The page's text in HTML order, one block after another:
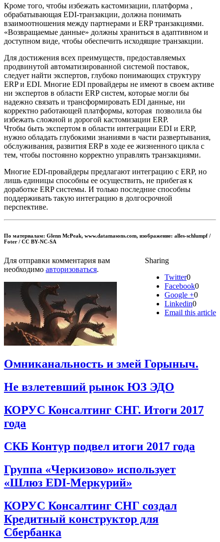
Кроме того, чтобы избежать кастомизации, платформа ,
обрабатывающая EDI-транзакции, должна понимать
взаимоотношения между партнерами и ERP транзакциями.
«Возвращаемые данные» должны храниться в адаптивном и
доступном виде, чтобы обеспечить исходящие транзакции.
Для достижения всех преимуществ, предоставляемых
продвинутой автоматизированной системой поставок,
следует найти экспертов, глубоко понимающих структуру
ERP и EDI. Многие EDI провайдеры не имеют в своем активе
ни экспертов в области ERP систем, которые могли бы
надежно связать и трансформировать EDI данные, ни
корректно работающей платформы, которая позволила бы
избежать сложной и дорогой кастомизации ERP.
Чтобы быть экспертом в области интеграции EDI и ERP,
нужно обладать глубокими знаниями в части развертывания,
обслуживания, развития ERP в ходе ее жизненного цикла с
тем, чтобы постоянно корректно управлять транзакциями.
Многие EDI-провайдеры предлагают интеграцию с ERP, но
лишь единицы способны ее осуществить, не прибегая к
доработке ERP системы. И только последние способны
поддерживать такую интеграцию в долгосрочной
перспективе.
По материалам: Glenn McPeak, www.datamasons.com, изображение: alles-schlumpf /
Foter / CC BY-NC-SA
Sharing
Twitter0
Facebook0
Google +0
Linkedin0
Email this article
Для отправки комментария вам
необходимо авторизоваться.
Омниканальность и змей Горыныч.
Не взлетевший рынок ЮЗ ЭДО
КОРУС Консалтинг СНГ. Итоги 2017
года
СКБ Контур подвел итоги 2017 года
Группа «Черкизово» использует
«Шлюз EDI-Меркурий»
КОРУС Консалтинг СНГ создал
Кредитный конструктор для
Сбербанка